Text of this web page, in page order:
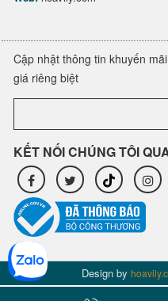
Cập nhật thông tin khuyến
giá riêng biệt
KẾT NỐI CHÚNG TÔI
Design by